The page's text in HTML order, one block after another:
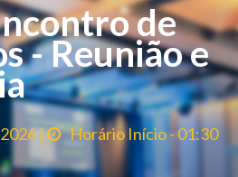
de
- Reunião e
|
Horário Início - 01:30